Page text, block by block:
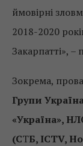
ймовірні
2018-2020
Закарпатті», –
Зокрема,
Групи
«Україна»,
(СТБ, ICTV,